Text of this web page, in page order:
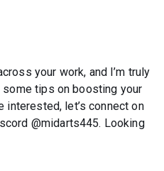
your work, and I’m truly
tips on boosting your
interested, let’s connect on
@midarts445. Looking